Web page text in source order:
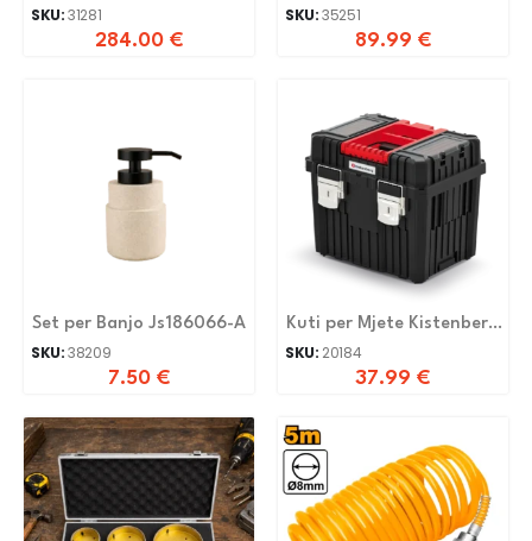
SKU:31281
284.00 €
Two Plus Vario
SKU:35251
89.99 €
Set per Banjo Js186066-A
SKU:38209
7.50 €
Kuti per Mjete Kistenberg
KHVWM
SKU: 20184
37.99 €